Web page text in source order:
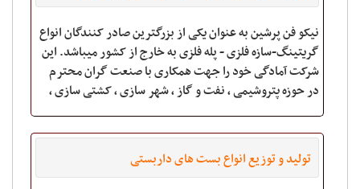
نیکو فن پرشین به عنوان یکی از بزرگترین صادر کنندگان انواع
گریتینگ-سازه فلزی - پله فلزی به خارج از کشور میباشد. این
شرکت آمادگی خود را جهت همکاری با صنعت گران محترم
در حوزه پتروشیمی ، نفت و گاز ، شهر سازی ، کشتی سازی ،
تولید و توزیع انواع بست های داربستی